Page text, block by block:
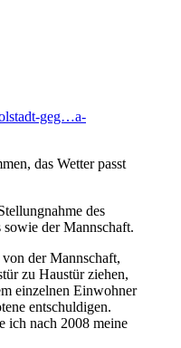
geg…a-
das Wetter passt
des
sowie der Mannschaft.
der Mannschaft,
zu Haustür ziehen,
einzelnen Einwohner
entschuldigen.
ich nach 2008 meine